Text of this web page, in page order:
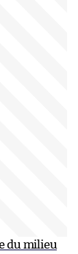
du milieu